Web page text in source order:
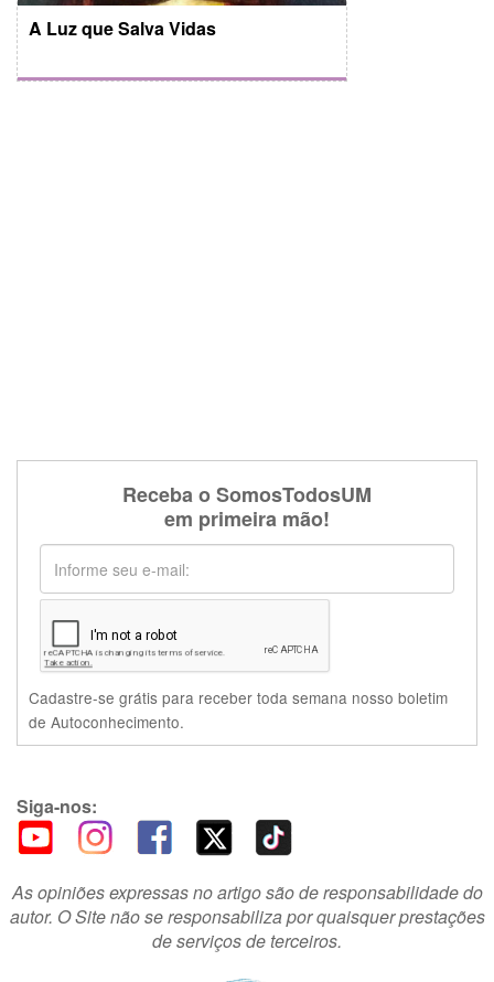
A Luz que Salva Vidas
Receba o SomosTodosUM
em primeira mão!
Cadastre-se grátis para receber toda semana nosso boletim
de Autoconhecimento.
Siga-nos:
As opiniões expressas no artigo são de responsabilidade do
autor. O Site não se responsabiliza por quaisquer prestações
de serviços de terceiros.